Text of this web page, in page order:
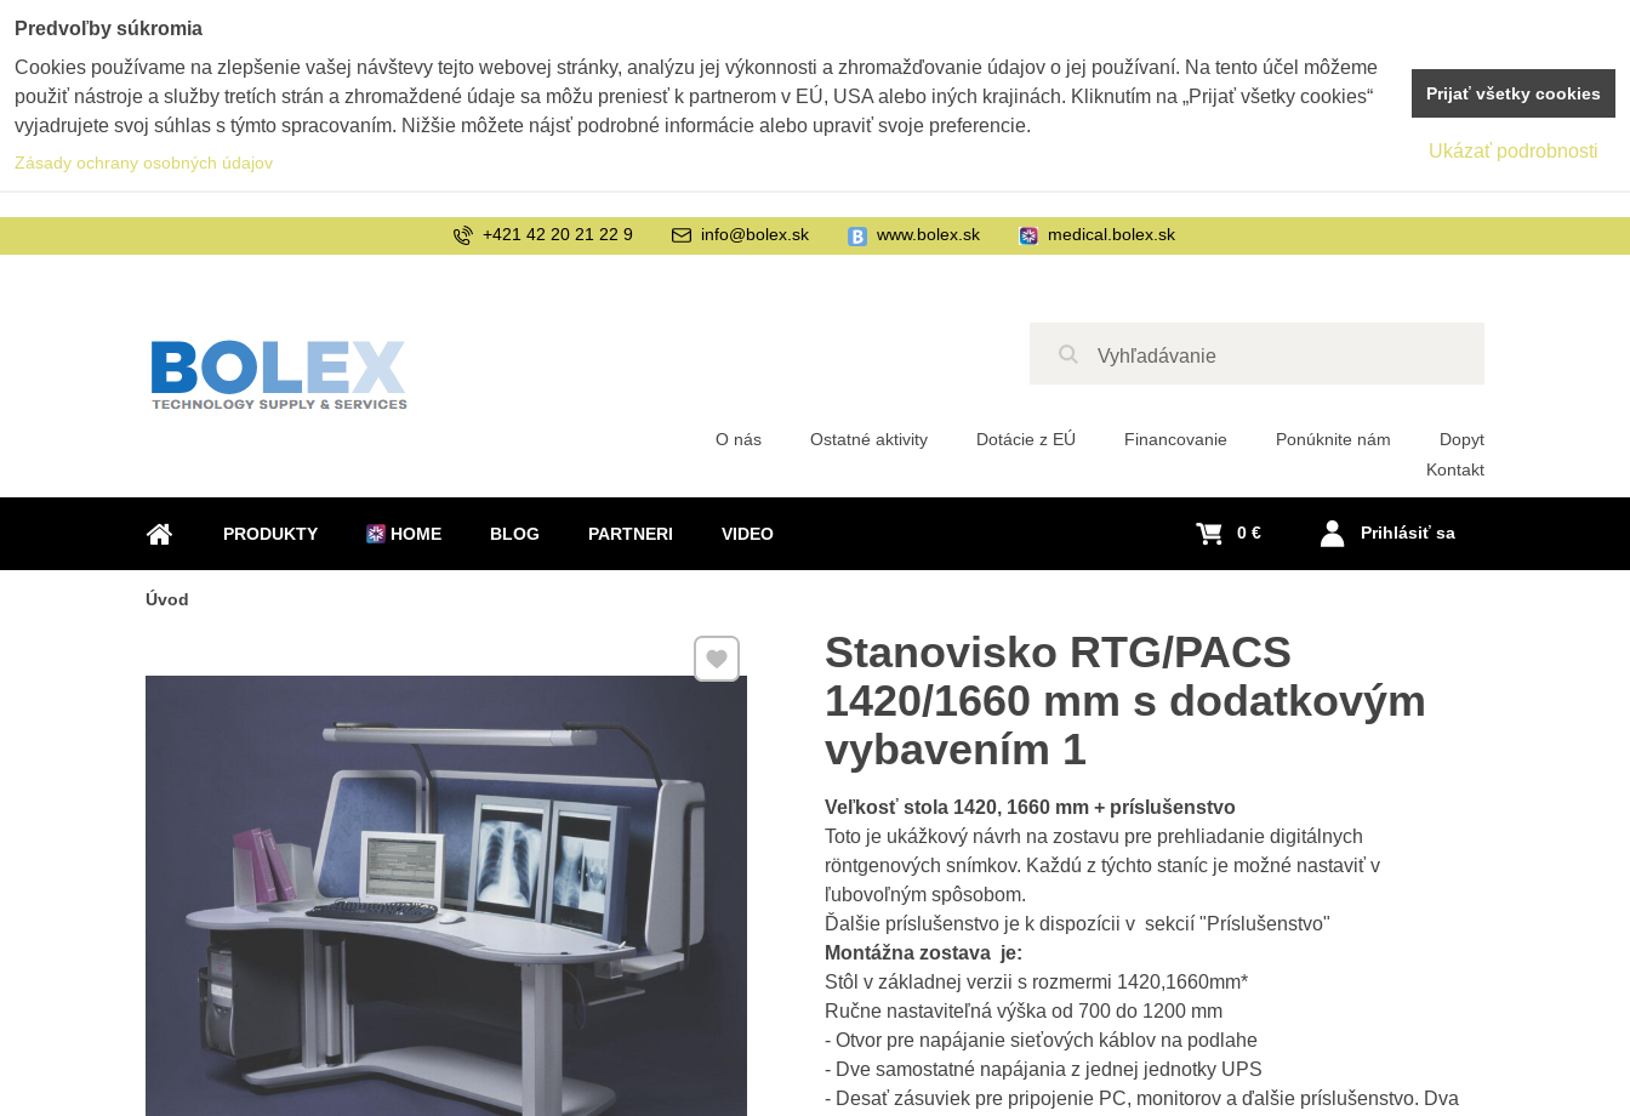
ÚVOD
PRODUKTY HOME BLOG PARTNERI VIDEO
O nás Ostatné aktivity Dotácie z EÚ Financovanie Ponúknite nám
Dopyt
Kontakt
Prihlásiť sa
0 €
+421 42 20 21 22 9 info@bolex.sk www.bolex.sk medical.bolex.sk
Úvod
Stanovisko RTG/PACS
1420/1660 mm s dodatkovým
vybavením 1
Veľkosť stola 1420, 1660 mm + príslušenstvo
Toto je ukážkový návrh na zostavu pre prehliadanie digitálnych
röntgenových snímkov. Každú z týchto staníc je možné nastaviť v
ľubovoľným spôsobom.
Ďalšie príslušenstvo je k dispozícii v sekcií "Príslušenstvo"
Montážna zostava je:
Stôl v základnej verzii s rozmermi 1420,1660mm*
Ručne nastaviteľná výška od 700 do 1200 mm
- Otvor pre napájanie sieťových káblov na podlahe
- Dve samostatné napájania z jednej jednotky UPS
- Desať zásuviek pre pripojenie PC, monitorov a ďalšie príslušenstvo. Dva
Pridať k Obľúbeným
Predvoľby súkromia
Cookies používame na zlepšenie vašej návštevy tejto webovej stránky, analýzu jej výkonnosti a zhromažďovanie údajov o jej používaní. Na tento účel môžeme
použiť nástroje a služby tretích strán a zhromaždené údaje sa môžu preniesť k partnerom v EÚ, USA alebo iných krajinách. Kliknutím na „Prijať všetky cookies“
vyjadrujete svoj súhlas s týmto spracovaním. Nižšie môžete nájsť podrobné informácie alebo upraviť svoje preferencie.
Zásady ochrany osobných údajov
Ukázať podrobnosti
Prijať všetky cookies